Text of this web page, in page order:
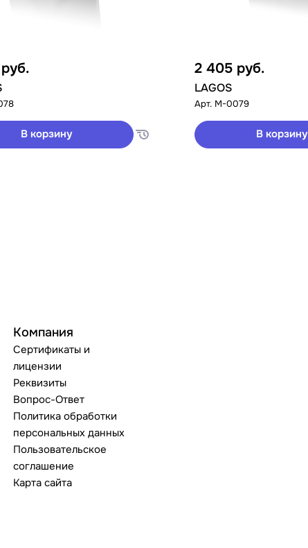
руб.
В корзину
2 405 руб.
LAGOS
Арт. M-0079
В корзину
Компания
Сертификаты и
лицензии
Реквизиты
Вопрос-Ответ
Политика обработки
персональных данных
Пользовательское
соглашение
Карта сайта